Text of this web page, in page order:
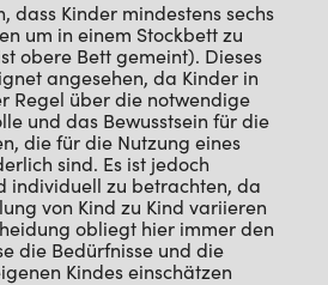
dass Kinder mindestens sechs
um in einem Stockbett zu
obere Bett gemeint). Dieses
angesehen, da Kinder in
Regel über die notwendige
und das Bewusstsein für die
die für die Nutzung eines
sind. Es ist jedoch
individuell zu betrachten, da
von Kind zu Kind variieren
obliegt hier immer den
die Bedürfnisse und die
Kindes einschätzen